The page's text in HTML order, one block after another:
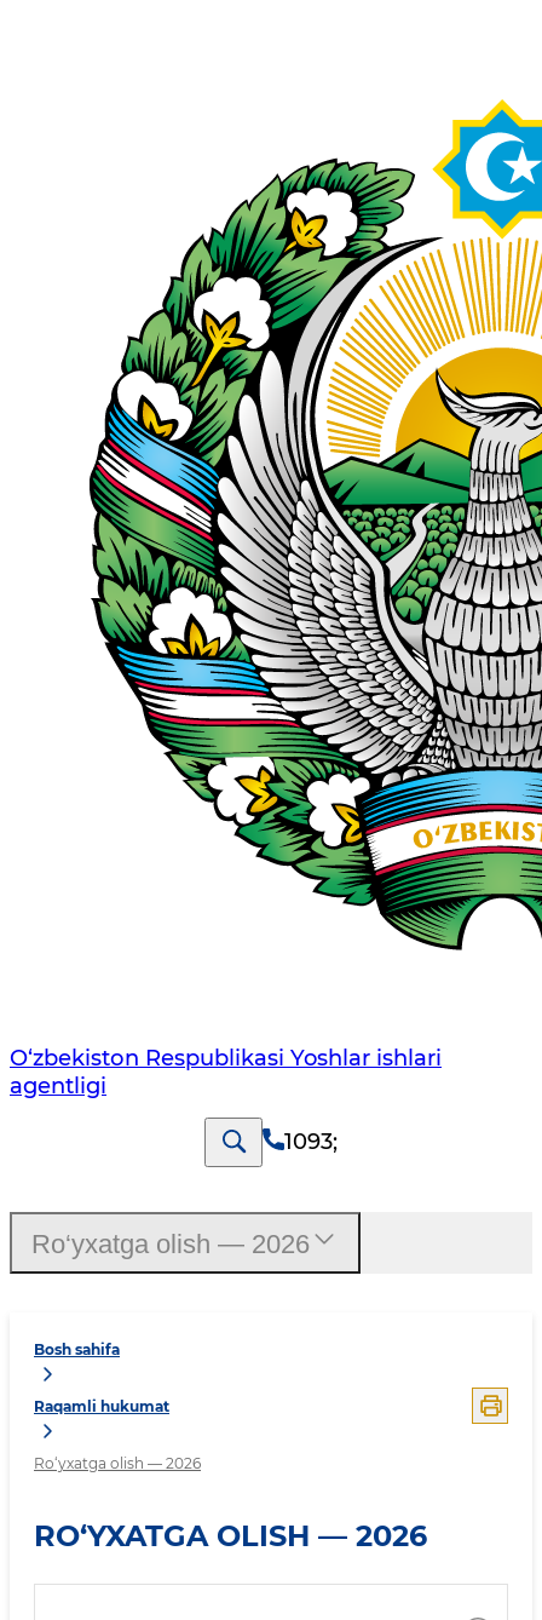
O‘zbеkistоn Rеspublikаsi Yoshlar ishlari
agentligi
1093;
Bosh sahifa
Raqamli hukumat
Ro‘yxatga olish — 2026
RO‘YXATGA OLISH — 2026
Ro‘yxatga olish — 2026